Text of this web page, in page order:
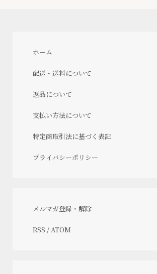
ホーム
配送・送料について
返品について
支払い方法について
特定商取引法に基づく表記
プライバシーポリシー
メルマガ登録・解除
RSS / ATOM